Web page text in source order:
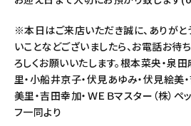
※本日はご来店いただき誠に、ありがと
いことなどございましたら、お電話お待ち
ろしくお願いいたします。根本菜央・泉
里・小船井京子・伏見あゆみ・伏見絵美
美里・吉田幸加・ＷＥＢマスター（株）
フ一同より